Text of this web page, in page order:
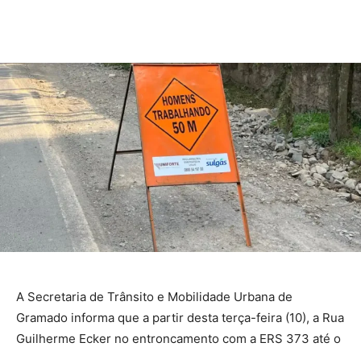
A Secretaria de Trânsito e Mobilidade Urbana de
Gramado informa que a partir desta terça-feira (10), a Rua
Guilherme Ecker no entroncamento com a ERS 373 até o